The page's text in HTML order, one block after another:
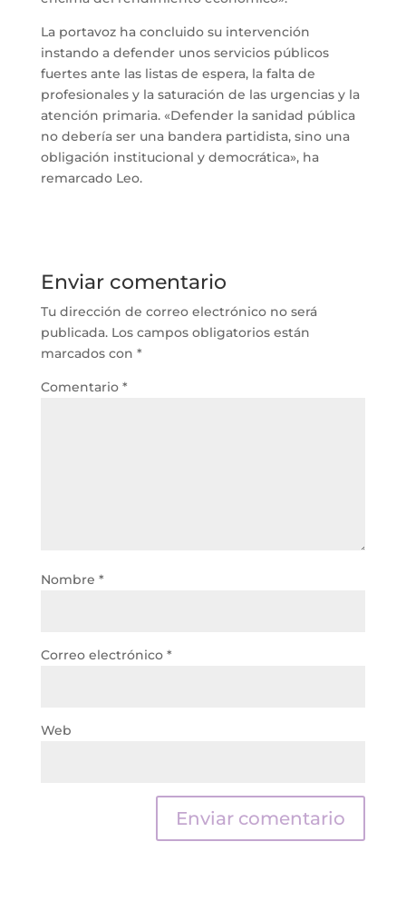
La portavoz ha concluido su intervención
instando a defender unos servicios públicos
fuertes ante las listas de espera, la falta de
profesionales y la saturación de las urgencias y la
atención primaria. «Defender la sanidad pública
no debería ser una bandera partidista, sino una
obligación institucional y democrática», ha
remarcado Leo.
Enviar comentario
Tu dirección de correo electrónico no será
publicada. Los campos obligatorios están
marcados con *
Comentario *
Nombre *
Correo electrónico *
Web